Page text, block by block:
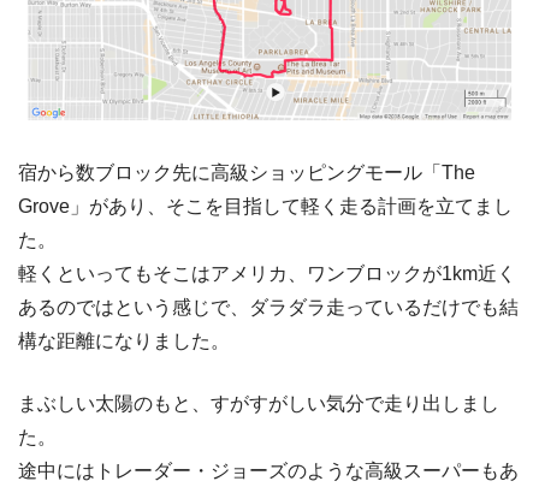
宿から数ブロック先に高級ショッピングモール「The
Grove」があり、そこを目指して軽く走る計画を立てまし
た。
軽くといってもそこはアメリカ、ワンブロックが1km近く
あるのではという感じで、ダラダラ走っているだけでも結
構な距離になりました。
まぶしい太陽のもと、すがすがしい気分で走り出しまし
た。
途中にはトレーダー・ジョーズのような高級スーパーもあ